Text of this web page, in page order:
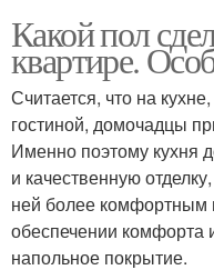
Какой пол
квартире.
Считается, что на
гостиной, домочадцы
Именно поэтому кухня
и качественную
ней более
обеспечении комфорта
напольное покрытие.